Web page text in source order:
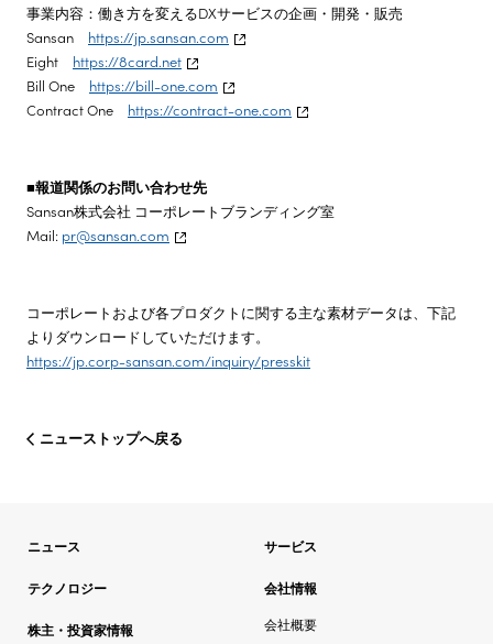
事業内容：働き方を変えるDXサービスの企画・開発・販売
Sansan https://jp.sansan.com
Eight https://8card.net
Bill One https://bill-one.com
Contract One https://contract-one.com
■報道関係のお問い合わせ先
Sansan株式会社 コーポレートブランディング室
Mail: pr@sansan.com
コーポレートおよび各プロダクトに関する主な素材データは、下記
よりダウンロードしていただけます。
https://jp.corp-sansan.com/inquiry/presskit
ニューストップへ戻る
ニュース サービス
テクノロジー
会社情報
会社概要
株主・投資家情報